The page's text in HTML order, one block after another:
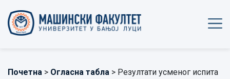
Почетна > Огласна табла > Резултати усменог испита